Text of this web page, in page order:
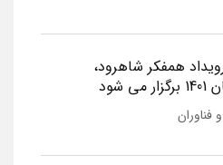
همفکر شاهرود،
فناوران